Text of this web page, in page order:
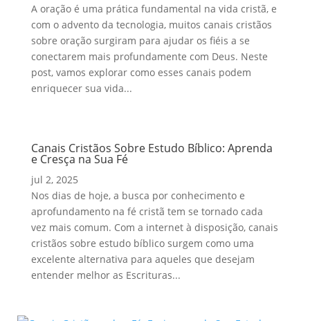
A oração é uma prática fundamental na vida cristã, e
com o advento da tecnologia, muitos canais cristãos
sobre oração surgiram para ajudar os fiéis a se
conectarem mais profundamente com Deus. Neste
post, vamos explorar como esses canais podem
enriquecer sua vida...
Canais Cristãos Sobre Estudo Bíblico: Aprenda
e Cresça na Sua Fé
jul 2, 2025
Nos dias de hoje, a busca por conhecimento e
aprofundamento na fé cristã tem se tornado cada
vez mais comum. Com a internet à disposição, canais
cristãos sobre estudo bíblico surgem como uma
excelente alternativa para aqueles que desejam
entender melhor as Escrituras...